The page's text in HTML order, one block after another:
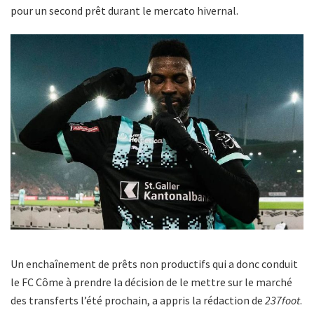
pour un second prêt durant le mercato hivernal.
Un enchaînement de prêts non productifs qui a donc conduit
le FC Côme à prendre la décision de le mettre sur le marché
des transferts l’été prochain, a appris la rédaction de 237foot.